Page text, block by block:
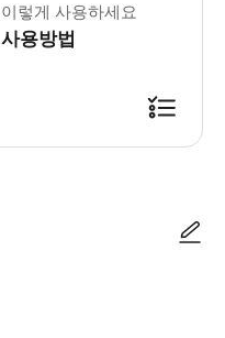
이렇게 사용하세요
사용방법